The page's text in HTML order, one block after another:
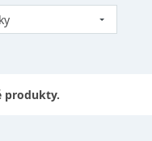
produkty.